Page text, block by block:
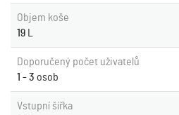
Objem koše
19
Doporučený počet uživatelů
1 - 3 osob
Vstupní šířka